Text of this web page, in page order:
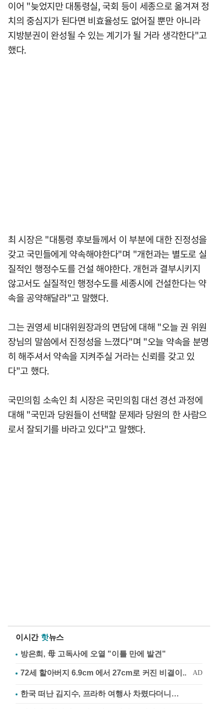
이어 "늦었지만 대통령실, 국회 등이 세종으로 옮겨져 정
치의 중심지가 된다면 비효율성도 없어질 뿐만 아니라
지방분권이 완성될 수 있는 계기가 될 거라 생각한다"고
했다.
최 시장은 "대통령 후보들께서 이 부분에 대한 진정성을
갖고 국민들에게 약속해야한다"며 "개헌과는 별도로 실
질적인 행정수도를 건설 해야한다. 개헌과 결부시키지
않고서도 실질적인 행정수도를 세종시에 건설한다는 약
속을 공약해달라"고 말했다.
그는 권영세 비대위원장과의 면담에 대해 "오늘 권 위원
장님의 말씀에서 진정성을 느꼈다"며 "오늘 약속을 분명
히 해주셔서 약속을 지켜주실 거라는 신뢰를 갖고 있
다"고 했다.
국민의힘 소속인 최 시장은 국민의힘 대선 경선 과정에
대해 "국민과 당원들이 선택할 문제라 당원의 한 사람으
로서 잘되기를 바라고 있다"고 말했다.
이시간 핫뉴스
방은희, 母 고독사에 오열 "이틀 만에 발견"
한국 떠난 김지수, 프라하 여행사 차렸다더니…